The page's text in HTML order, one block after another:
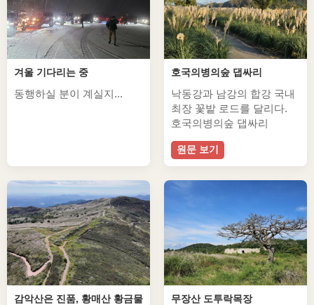
겨울 기다리는 중
동행하실 분이 계실지...
호국의병의숲 댑싸리
낙동강과 남강의 합강 국내
최장 꽃밭 로드를 달리다.
호국의병의숲 댑싸리
원문 보기
감악산은 진품, 황매산 황금물
무장산 도투락목장